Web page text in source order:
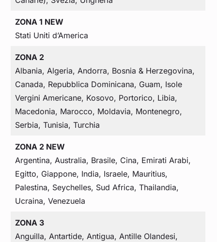
ZONA 1 NEW
Stati Uniti d’America
ZONA 2
Albania, Algeria, Andorra, Bosnia & Herzegovina,
Canada, Repubblica Dominicana, Guam, Isole
Vergini Americane, Kosovo, Portorico, Libia,
Macedonia, Marocco, Moldavia, Montenegro,
Serbia, Tunisia, Turchia
ZONA 2 NEW
Argentina, Australia, Brasile, Cina, Emirati Arabi,
Egitto, Giappone, India, Israele, Mauritius,
Palestina, Seychelles, Sud Africa, Thailandia,
Ucraina, Venezuela
ZONA 3
Anguilla, Antartide, Antigua, Antille Olandesi,